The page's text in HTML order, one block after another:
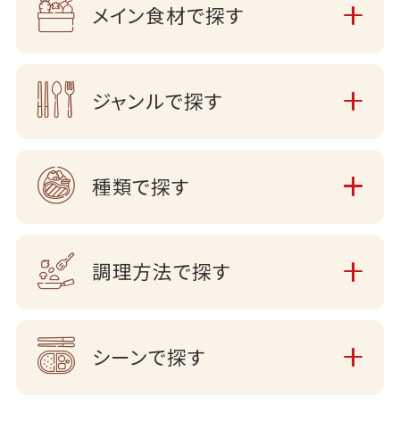
メイン食材で探す
ジャンルで探す
種類で探す
調理方法で探す
シーンで探す